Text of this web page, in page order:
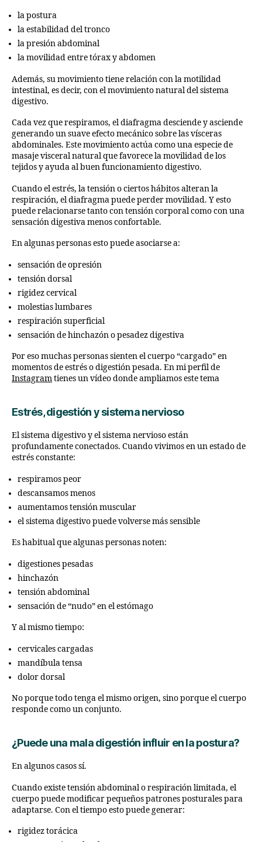
la postura
la estabilidad del tronco
la presión abdominal
la movilidad entre tórax y abdomen
Además, su movimiento tiene relación con la motilidad
intestinal, es decir, con el movimiento natural del sistema
digestivo.
Cada vez que respiramos, el diafragma desciende y asciende
generando un suave efecto mecánico sobre las vísceras
abdominales. Este movimiento actúa como una especie de
masaje visceral natural que favorece la movilidad de los
tejidos y ayuda al buen funcionamiento digestivo.
Cuando el estrés, la tensión o ciertos hábitos alteran la
respiración, el diafragma puede perder movilidad. Y esto
puede relacionarse tanto con tensión corporal como con una
sensación digestiva menos confortable.
En algunas personas esto puede asociarse a:
sensación de opresión
tensión dorsal
rigidez cervical
molestias lumbares
respiración superficial
sensación de hinchazón o pesadez digestiva
Por eso muchas personas sienten el cuerpo “cargado” en
momentos de estrés o digestión pesada. En mi perfil de
Instagramtienes un vídeo donde ampliamos este tema
Estrés, digestión y sistema nervioso
El sistema digestivo y el sistema nervioso están
profundamente conectados. Cuando vivimos en un estado de
estrés constante:
respiramos peor
descansamos menos
aumentamos tensión muscular
el sistema digestivo puede volverse más sensible
Es habitual que algunas personas noten:
digestiones pesadas
hinchazón
tensión abdominal
sensación de “nudo” en el estómago
Y al mismo tiempo:
cervicales cargadas
mandíbula tensa
dolor dorsal
No porque todo tenga el mismo origen, sino porque el cuerpo
responde como un conjunto.
¿Puede una mala digestión influir en la postura?
En algunos casos sí.
Cuando existe tensión abdominal o respiración limitada, el
cuerpo puede modificar pequeños patrones posturales para
adaptarse. Con el tiempo esto puede generar:
rigidez torácica